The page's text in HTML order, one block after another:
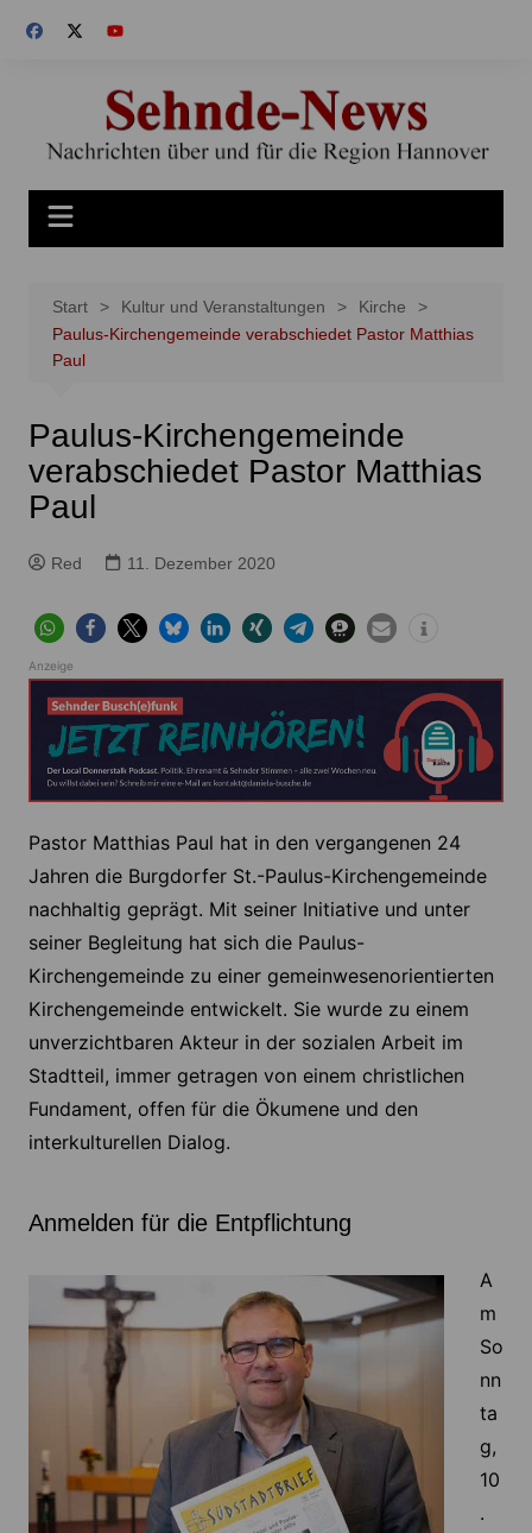
Inhalt
Start Kultur und Veranstaltungen
Kirche
Paulus-Kirchengemeinde verabschiedet Pastor Matthias
Paul
Paulus-Kirchengemeinde
verabschiedet Pastor Matthias
Paul
Red 11. Dezember 2020
Anzeige
Pastor Matthias Paul hat in den vergangenen 24
Jahren die Burgdorfer St.-Paulus-Kirchengemeinde
nachhaltig geprägt. Mit seiner Initiative und unter
seiner Begleitung hat sich die Paulus-
Kirchengemeinde zu einer gemeinwesenorientierten
Kirchengemeinde entwickelt. Sie wurde zu einem
unverzichtbaren Akteur in der sozialen Arbeit im
Stadtteil, immer getragen von einem christlichen
Fundament, offen für die Ökumene und den
interkulturellen Dialog.
Anmelden für die Entpflichtung
A
m
So
nn
ta
g,
10
.